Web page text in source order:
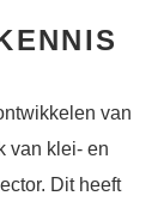
van
van klei- en
Dit heeft